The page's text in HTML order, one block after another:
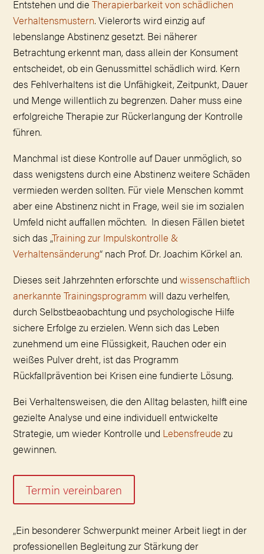
Entstehen und dieTherapierbarkeit von schädlichen
Verhaltensmustern. Vielerorts wird einzig auf
lebenslange Abstinenz gesetzt. Bei näherer
Betrachtung erkennt man, dass allein der Konsument
entscheidet, ob ein Genussmittel schädlich wird. Kern
des Fehlverhaltens ist die Unfähigkeit, Zeitpunkt, Dauer
und Menge willentlich zu begrenzen. Daher muss eine
erfolgreiche Therapie zur Rückerlangung der Kontrolle
führen.
Manchmal ist diese Kontrolle auf Dauer unmöglich, so
dass wenigstens durch eine Abstinenz weitere Schäden
vermieden werden sollten. Für viele Menschen kommt
aber eine Abstinenz nicht in Frage, weil sie im sozialen
Umfeld nicht auffallen möchten. In diesen Fällen bietet
sich das „Training zur Impulskontrolle &
Verhaltensänderung“ nach Prof. Dr. Joachim Körkel an.
Dieses seit Jahrzehnten erforschte undwissenschaftlich
anerkannte Trainingsprogramm will dazu verhelfen,
durch Selbstbeaobachtung und psychologische Hilfe
sichere Erfolge zu erzielen. Wenn sich das Leben
zunehmend um eine Flüssigkeit, Rauchen oder ein
weißes Pulver dreht, ist das Programm
Rückfallprävention bei Krisen eine fundierte Lösung.
Bei Verhaltensweisen, die den Alltag belasten, hilft eine
gezielte Analyse und eine individuell entwickelte
Strategie, um wieder Kontrolle und Lebensfreude zu
gewinnen.
Termin vereinbaren
„Ein besonderer Schwerpunkt meiner Arbeit liegt in der
professionellen Begleitung zur Stärkung der